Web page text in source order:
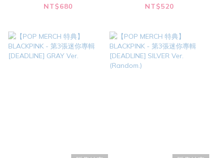
[Play Ball] 台北線下
NT$680
VERGE]
NT$520